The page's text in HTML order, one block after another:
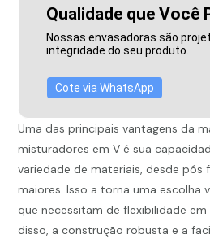
Qualidade que Você
Nossas envasadoras são
integridade do seu produto.
Cote via WhatsApp
Uma das principais vantagens da
misturadores em V é sua
variedade de materiais, desde pós
maiores. Isso a torna uma escolha
que necessitam de flexibilidade em
disso, a construção robusta e a